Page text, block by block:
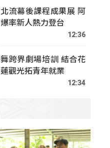
北流幕後課程成果展 阿
爆率新人熱力登台
12:36
舞跨界劇場培訓 結合花
蓮觀光拓青年就業
12:34